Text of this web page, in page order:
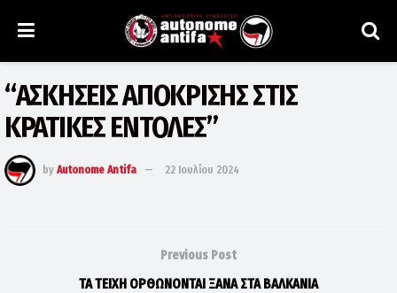
“ΑΣΚΗΣΕΙΣ ΑΠΟΚΡΙΣΗΣ ΣΤΙΣ
ΚΡΑΤΙΚΕΣ ΕΝΤΟΛΕΣ”
by Autonome Antifa 22 Ιουλίου 2024
Previous Post
ΤΑ ΤΕΙΧΗ ΟΡΘΩΝΟΝΤΑΙ ΞΑΝΑ ΣΤΑ ΒΑΛΚΑΝΙΑ